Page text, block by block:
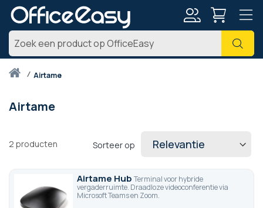
Zoek
Thuisairtame
Airtame
2 producten Sorteer op
Airtame Hub Terminal voor hybride
vergaderruimte. Draadloze videoconferentie via
Microsoft Teams en Zoom.